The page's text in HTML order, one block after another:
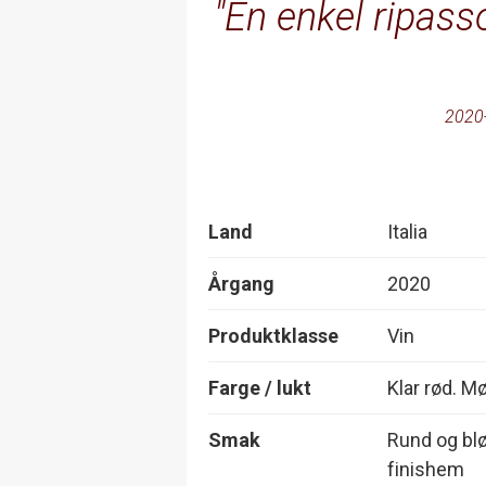
En enkel
Land Italia
Årgang 2020
Produktklasse Vin
Farge / lukt Klar rød.
Smak
Rund og
finishem